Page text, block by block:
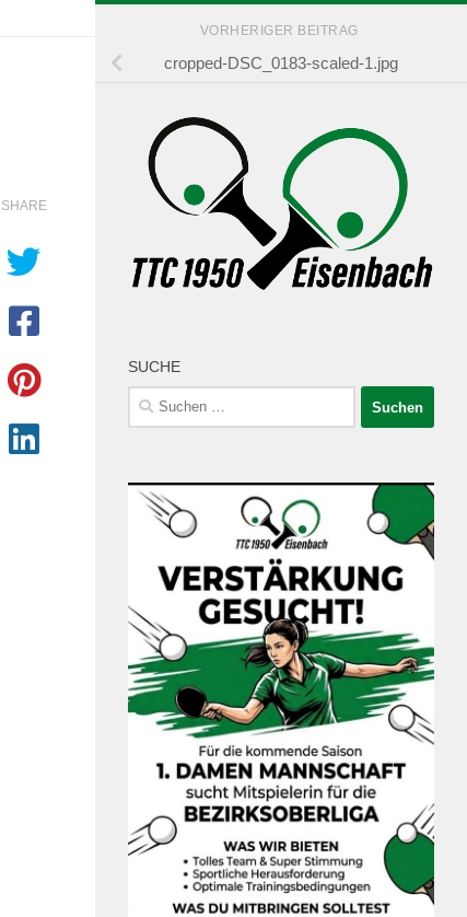
SHARE
VORHERIGER BEITRAG
cropped-DSC_0183-scaled-1.jpg
SUCHE
Suchen
nach: